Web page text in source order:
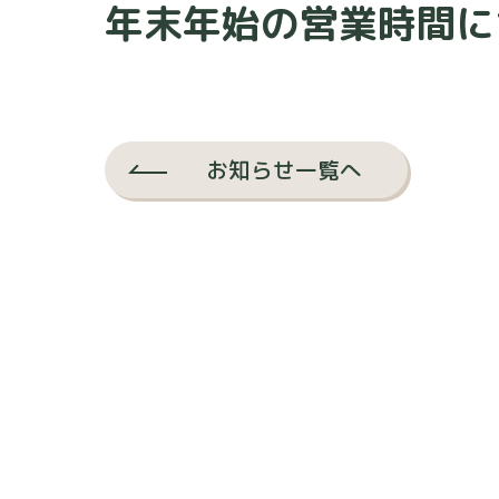
年末年始の営業時間
お知らせ一覧へ